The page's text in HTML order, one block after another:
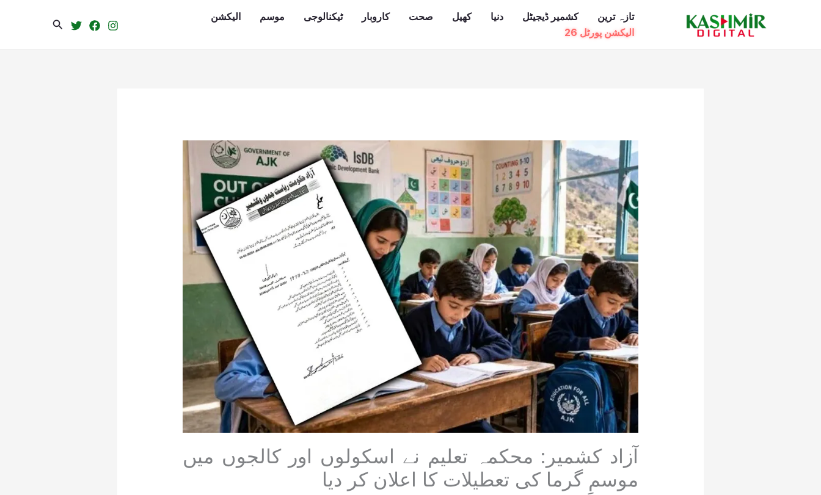
تازہ ترین کشمیر ڈیجیٹل دنیا کھیل صحت کاروبار ٹیکنالوجی موسم
الیکشن
الیکشن پورٹل 26
Search
آزاد کشمیر: محکمہ تعلیم نے اسکولوں اور کالجوں میں
موسمِ گرما کی تعطیلات کا اعلان کر دیا